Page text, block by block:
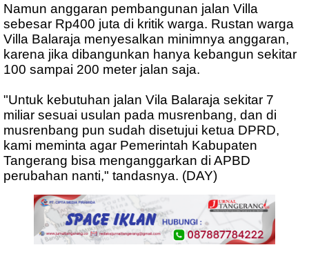
Namun anggaran pembangunan jalan Villa
sebesar Rp400 juta di kritik warga. Rustan warga
Villa Balaraja menyesalkan minimnya anggaran,
karena jika dibangunkan hanya kebangun sekitar
100 sampai 200 meter jalan saja.
"Untuk kebutuhan jalan Vila Balaraja sekitar 7
miliar sesuai usulan pada musrenbang, dan di
musrenbang pun sudah disetujui ketua DPRD,
kami meminta agar Pemerintah Kabupaten
Tangerang bisa menganggarkan di APBD
perubahan nanti," tandasnya. (DAY)